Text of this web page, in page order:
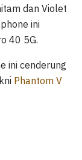
dan Violet
ini
40 5G.
ini cenderung
Phantom V